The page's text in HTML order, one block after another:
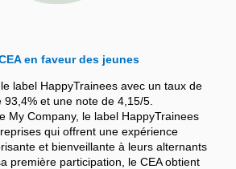
en faveur des jeunes
label HappyTrainees avec un taux de
et une note de 4,15/5.
My Company, le label HappyTrainees
qui offrent une expérience
et bienveillante à leurs alternants
première participation, le CEA obtient